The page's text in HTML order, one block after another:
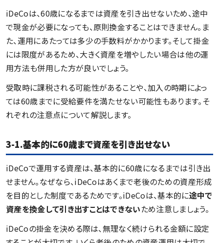
iDeCoは、60歳になるまでは資産を引き出せないため、途中
で現金が必要になっても、原則換金することはできません。ま
た、運用にあたっては多少の手数料がかかります。そして掛金
には限度があるため、大きく資産を増やしたい場合は他の運
用方法も併用した方が良いでしょう。
受取時に課税される可能性があることや、加入の時期によっ
ては60歳までに受給要件を満たせない可能性もあります。そ
れぞれの注意点について解説します。
3-1.基本的に60歳まで資産を引き出せない
iDeCoで運用する資産は、基本的に60歳になるまでは引き出
せません。なぜなら、iDeCoはあくまで老後のための資産形成
を目的とした制度であるためです。iDeCoは、基本的に途中で
資産を換金して引き出すことはできないため注意しましょう。
iDeCoの掛金を決める際は、無理なく続けられる金額に設定